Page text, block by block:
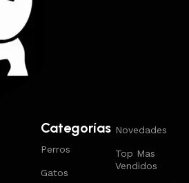
Categorías
Perros
Gatos
Novedades
Top Mas
Vendidos